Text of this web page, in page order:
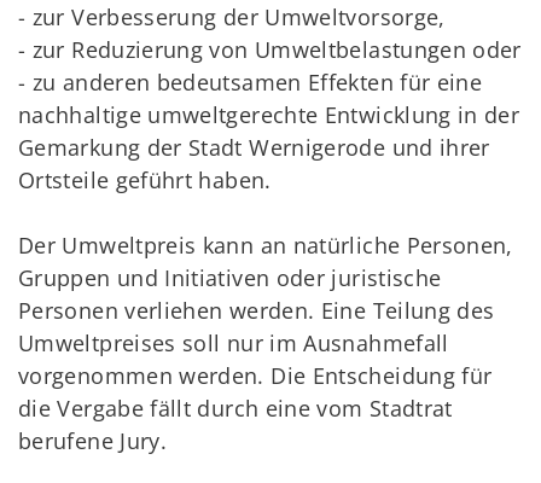
- zur Verbesserung der Umweltvorsorge,
- zur Reduzierung von Umweltbelastungen oder
- zu anderen bedeutsamen Effekten für eine
nachhaltige umweltgerechte Entwicklung in der
Gemarkung der Stadt Wernigerode und ihrer
Ortsteile geführt haben.
Der Umweltpreis kann an natürliche Personen,
Gruppen und Initiativen oder juristische
Personen verliehen werden. Eine Teilung des
Umweltpreises soll nur im Ausnahmefall
vorgenommen werden. Die Entscheidung für
die Vergabe fällt durch eine vom Stadtrat
berufene Jury.